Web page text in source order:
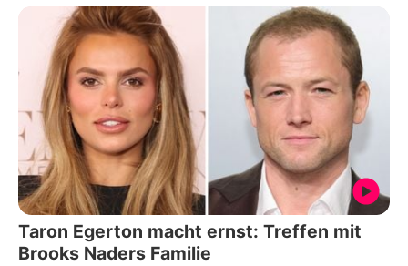
Taron Egerton macht ernst: Treffen mit
Brooks Naders Familie